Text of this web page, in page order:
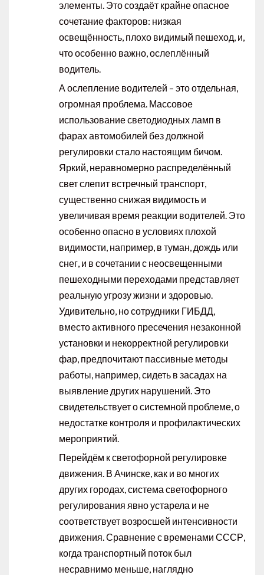
элементы. Это создаёт крайне опасное
сочетание факторов: низкая
освещённость, плохо видимый пешеход, и,
что особенно важно, ослеплённый
водитель.
А ослепление водителей – это отдельная,
огромная проблема. Массовое
использование светодиодных ламп в
фарах автомобилей без должной
регулировки стало настоящим бичом.
Яркий, неравномерно распределённый
свет слепит встречный транспорт,
существенно снижая видимость и
увеличивая время реакции водителей. Это
особенно опасно в условиях плохой
видимости, например, в туман, дождь или
снег, и в сочетании с неосвещенными
пешеходными переходами представляет
реальную угрозу жизни и здоровью.
Удивительно, но сотрудники ГИБДД,
вместо активного пресечения незаконной
установки и некорректной регулировки
фар, предпочитают пассивные методы
работы, например, сидеть в засадах на
выявление других нарушений. Это
свидетельствует о системной проблеме, о
недостатке контроля и профилактических
мероприятий.
Перейдём к светофорной регулировке
движения. В Ачинске, как и во многих
других городах, система светофорного
регулирования явно устарела и не
соответствует возросшей интенсивности
движения. Сравнение с временами СССР,
когда транспортный поток был
несравнимо меньше, наглядно